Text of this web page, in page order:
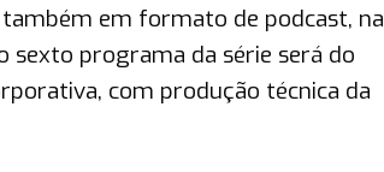
também em formato de podcast, na
sexto programa da série será do
com produção técnica da